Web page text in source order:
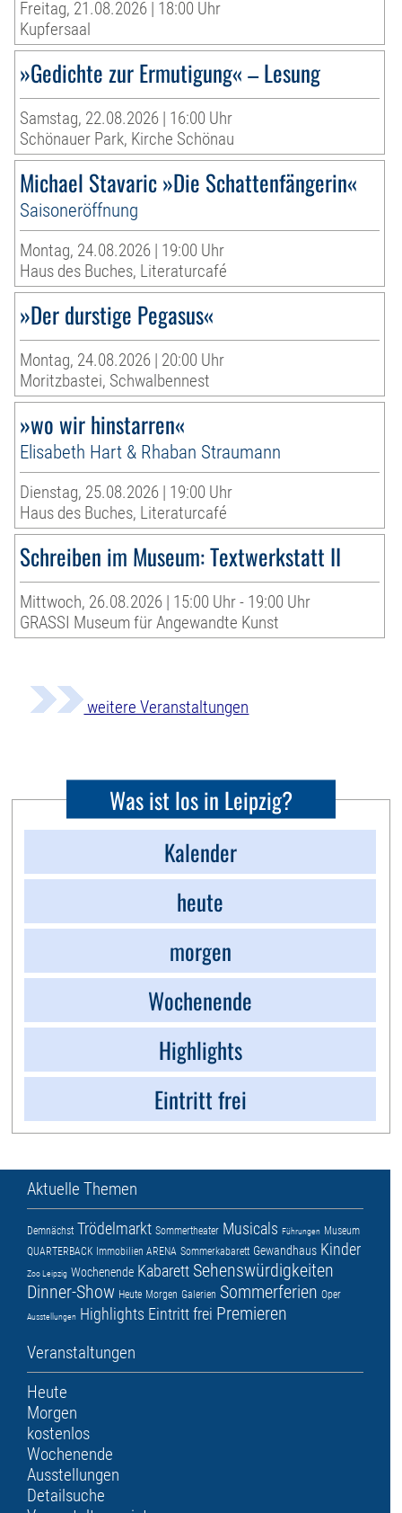
Freitag, 21.08.2026 | 18:00 Uhr
Kupfersaal
»Gedichte zur Ermutigung« – Lesung
Samstag, 22.08.2026 | 16:00 Uhr
Schönauer Park, Kirche Schönau
Michael Stavaric »Die Schattenfängerin«
Saisoneröffnung
Montag, 24.08.2026 | 19:00 Uhr
Haus des Buches, Literaturcafé
»Der durstige Pegasus«
Montag, 24.08.2026 | 20:00 Uhr
Moritzbastei, Schwalbennest
»wo wir hinstarren«
Elisabeth Hart & Rhaban Straumann
Dienstag, 25.08.2026 | 19:00 Uhr
Haus des Buches, Literaturcafé
Schreiben im Museum: Textwerkstatt II
Mittwoch, 26.08.2026 | 15:00 Uhr - 19:00 Uhr
GRASSI Museum für Angewandte Kunst
weitere Veranstaltungen
Was ist los in Leipzig?
Kalender
heute
morgen
Wochenende
Highlights
Eintritt frei
Aktuelle Themen
Demnächst Trödelmarkt Sommertheater Musicals Führungen Museum
QUARTERBACK Immobilien ARENA Sommerkabarett Gewandhaus Kinder
Zoo Leipzig Wochenende Kabarett Sehenswürdigkeiten
Dinner-Show Heute Morgen Galerien Sommerferien Oper
Ausstellungen Highlights Eintritt frei Premieren
Veranstaltungen
Heute
Morgen
kostenlos
Wochenende
Ausstellungen
Detailsuche